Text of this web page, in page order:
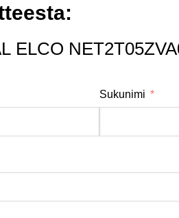
ELCO
Sukunimi